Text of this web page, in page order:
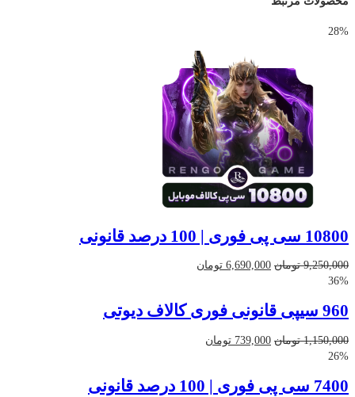
28%
10800 سی پی فوری | 100 درصد قانونی
9,250,000 تومان قیمت
بود.
6,690,000 تومان
است.
36%
960 سیپی قانونی فوری کالاف دیوتی
1,150,000 تومان قیمت
بود.
739,000 تومان
است.
26%
7400 سی پی فوری | 100 درصد قانونی